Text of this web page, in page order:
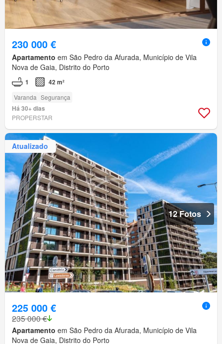
230 000 €
Apartamento em São Pedro da Afurada, Município de Vila
Nova de Gaia, Distrito do Porto
1 42 m²
Varanda Segurança
Há 30+ dias
PROPERSTAR
Atualizado
12 Fotos
225 000 €
235 000 €
Apartamento em São Pedro da Afurada, Município de Vila
Nova de Gaia, Distrito do Porto